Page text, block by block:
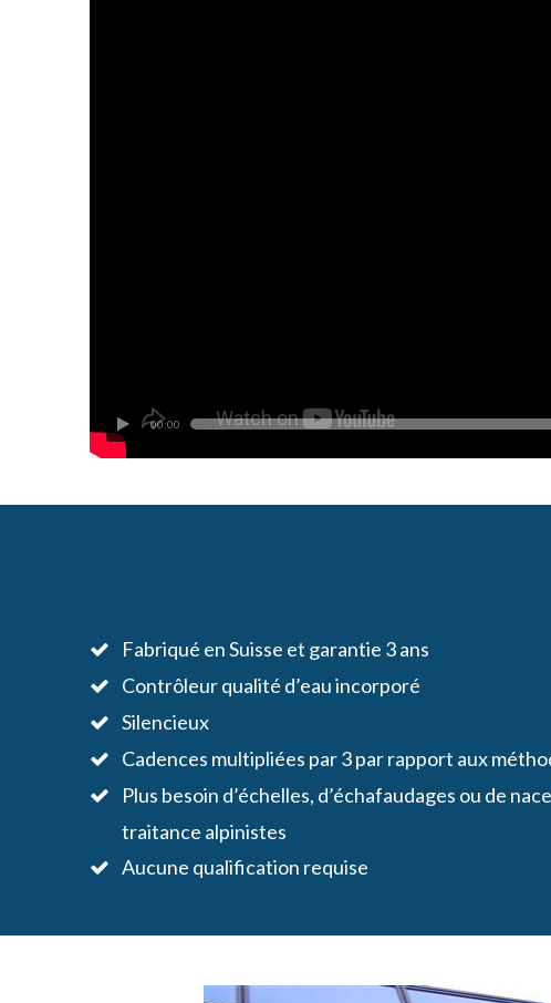
00:00
Fabriqué en Suisse et garantie 3 ans
Contrôleur qualité d’eau incorporé
Silencieux
Cadences multipliées par 3 par rapport aux
Plus besoin d’échelles, d’échafaudages ou de
traitance alpinistes
Aucune qualification requise